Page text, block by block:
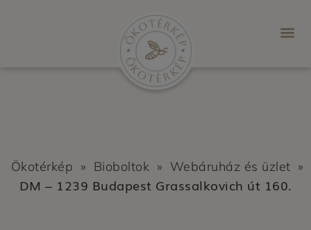
Ökotérkép » Bioboltok » Webáruház és üzlet »
DM – 1239 Budapest Grassalkovich út 160.